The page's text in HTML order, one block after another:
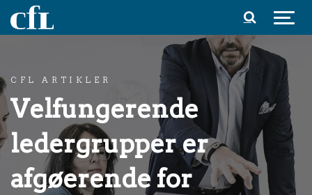
Spring til indhold
CFL ARTIKLER
Velfungerende
ledergrupper er
afgøerende for